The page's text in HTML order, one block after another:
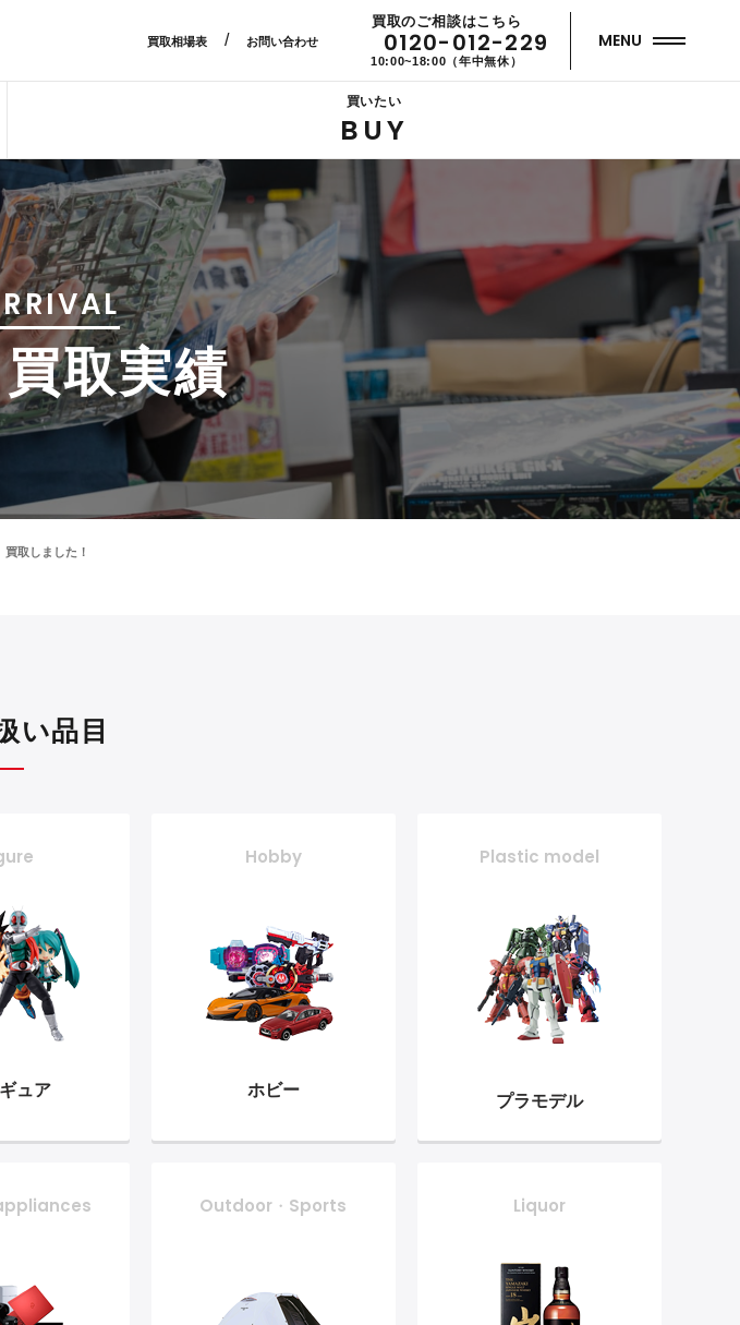
買取相場表/ お問い合わせ
買取のご相談はこちら
0120-012-229
10:00~18:00（年中無休）
MENU
買いたい
BUY
取実績
取しました！
い品目
ュア
Hobby
ホビー
Plastic model
プラモデル
Outdoor・Sports Liquor